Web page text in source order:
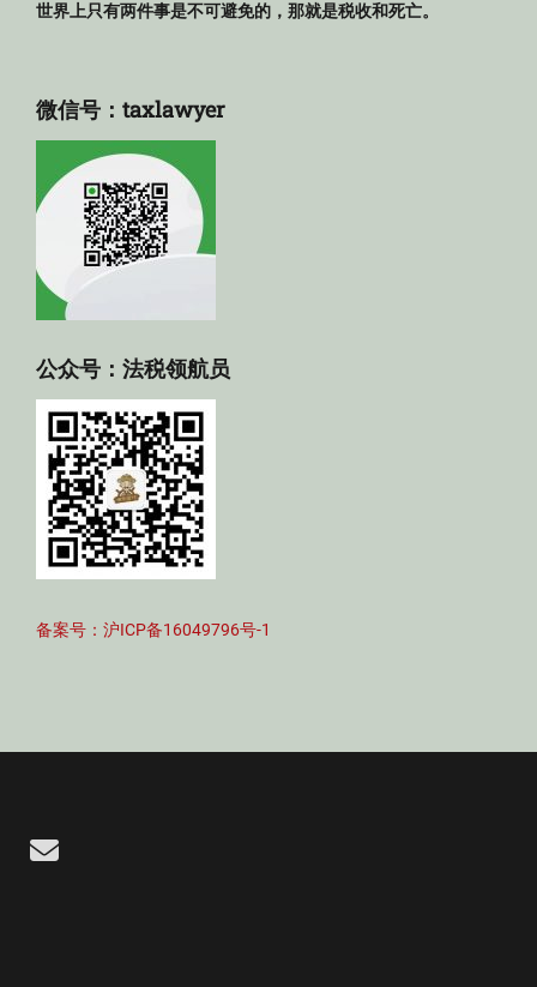
世界上只有两件事是不可避免的，那就是税收和死亡。
微信号：taxlawyer
公众号：法税领航员
备案号：沪ICP备16049796号-1
Email